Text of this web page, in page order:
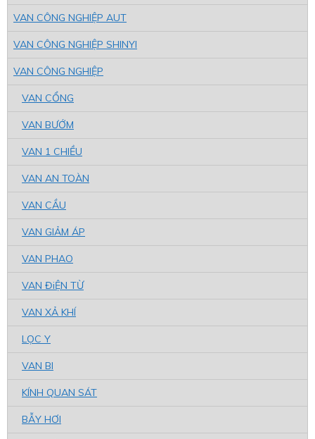
VAN CÔNG NGHIỆP AUT
VAN CÔNG NGHIỆP SHINYI
VAN CÔNG NGHIỆP
VAN CỔNG
VAN BƯỚM
VAN 1 CHIỀU
VAN AN TOÀN
VAN CẦU
VAN GIẢM ÁP
VAN PHAO
VAN ĐiỆN TỪ
VAN XẢ KHÍ
LỌC Y
VAN BI
KÍNH QUAN SÁT
BẪY HƠI